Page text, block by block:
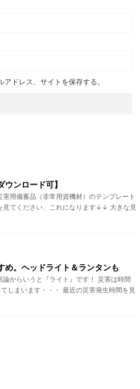
ドレス、サイトを保存する。
ンロード可】
用備蓄品（非常用資機材）のテンプレート
見てください、これになります↓↓ 大きな見
め。ヘッドライト＆ランタンも
からいうと『ライト』です！ 災害は時間
しまいます・・・ 最近の災害発生時間を見